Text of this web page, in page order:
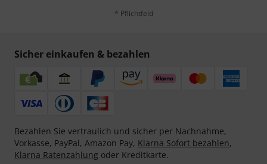
* Pflichtfeld
Sicher einkaufen & bezahlen
Bezahlen Sie vertraulich und sicher per Nachnahme,
Vorkasse, PayPal, Amazon Pay, Klarna Sofort bezahlen,
Klarna Ratenzahlung oder Kreditkarte.